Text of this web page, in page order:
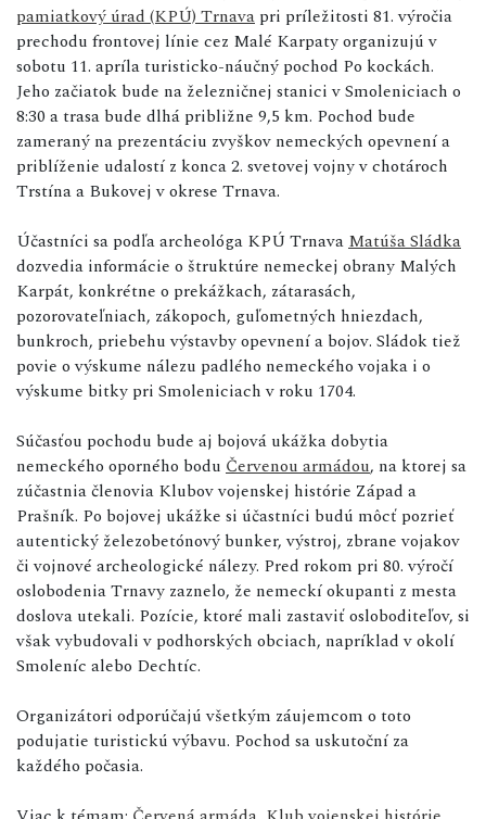
pamiatkový úrad (KPÚ) Trnava pri príležitosti 81. výročia
prechodu frontovej línie cez Malé Karpaty organizujú v
sobotu 11. apríla turisticko-náučný pochod Po kockách.
Jeho začiatok bude na železničnej stanici v Smoleniciach o
8:30 a trasa bude dlhá približne 9,5 km. Pochod bude
zameraný na prezentáciu zvyškov nemeckých opevnení a
priblíženie udalostí z konca 2. svetovej vojny v chotároch
Trstína a Bukovej v okrese Trnava.
Účastníci sa podľa archeológa KPÚ Trnava Matúša Sládka
dozvedia informácie o štruktúre nemeckej obrany Malých
Karpát, konkrétne o prekážkach, zátarasách,
pozorovateľniach, zákopoch, guľometných hniezdach,
bunkroch, priebehu výstavby opevnení a bojov. Sládok tiež
povie o výskume nálezu padlého nemeckého vojaka i o
výskume bitky pri Smoleniciach v roku 1704.
Súčasťou pochodu bude aj bojová ukážka dobytia
nemeckého oporného bodu Červenou armádou, na ktorej sa
zúčastnia členovia Klubov vojenskej histórie Západ a
Prašník. Po bojovej ukážke si účastníci budú môcť pozrieť
autentický železobetónový bunker, výstroj, zbrane vojakov
či vojnové archeologické nálezy. Pred rokom pri 80. výročí
oslobodenia Trnavy zaznelo, že nemeckí okupanti z mesta
doslova utekali. Pozície, ktoré mali zastaviť osloboditeľov, si
však vybudovali v podhorských obciach, napríklad v okolí
Smoleníc alebo Dechtíc.
Organizátori odporúčajú všetkým záujemcom o toto
podujatie turistickú výbavu. Pochod sa uskutoční za
každého počasia.